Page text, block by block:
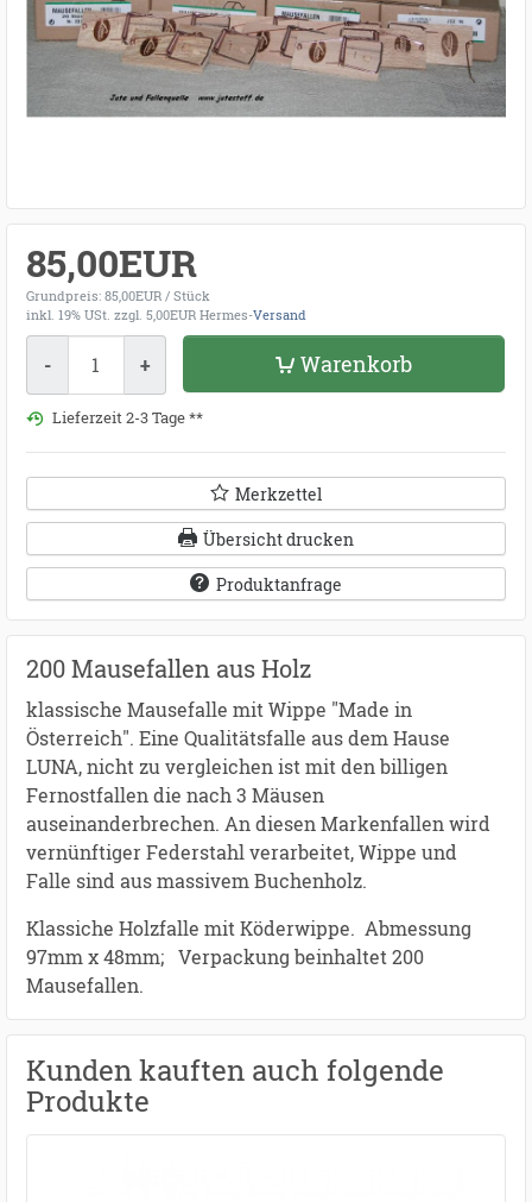
85,00EUR
Grundpreis: 85,00EUR / Stück
inkl. 19% USt. zzgl. 5,00EUR Hermes-Versand
- + Warenkorb
Lieferzeit 2-3 Tage **
Merkzettel
Übersicht drucken
Produktanfrage
200 Mausefallen aus Holz
klassische Mausefalle mit Wippe "Made in
Österreich". Eine Qualitätsfalle aus dem Hause
LUNA, nicht zu vergleichen ist mit den billigen
Fernostfallen die nach 3 Mäusen
auseinanderbrechen. An diesen Markenfallen wird
vernünftiger Federstahl verarbeitet, Wippe und
Falle sind aus massivem Buchenholz.
Klassiche Holzfalle mit Köderwippe. Abmessung
97mm x 48mm; Verpackung beinhaltet 200
Mausefallen.
Kunden kauften auch folgende
Produkte